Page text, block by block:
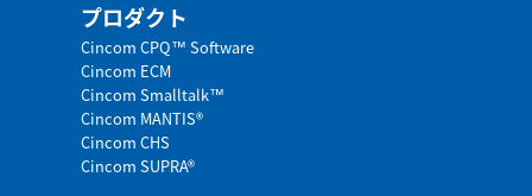
プロダクト
Cincom CPQ™ Software
Cincom ECM
Cincom Smalltalk™
Cincom MANTIS®
Cincom CHS
Cincom SUPRA®